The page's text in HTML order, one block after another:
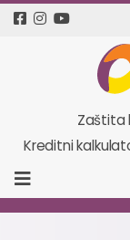
Zaštita
Kreditni